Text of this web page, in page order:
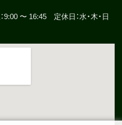
9:00 〜 16:45 定休日：水・木・日